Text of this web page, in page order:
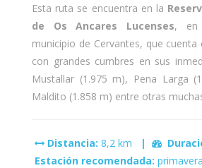
Esta ruta se encuentra en la
de Os Ancares Lucenses, en
municipio de Cervantes, que
con grandes cumbres en sus
Mustallar (1.975 m), Pena Larga
Maldito (1.858 m) entre otras
Distancia: 8,2 km |
Estación recomendada: